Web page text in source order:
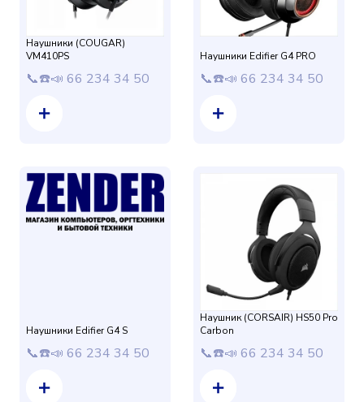
Наушники (COUGAR)
VM410PS
📞☎️📣 66 234 34 50
Наушники Edifier G4 PRO
📞☎️📣 66 234 34 50
Наушники Edifier G4 S
📞☎️📣 66 234 34 50
Наушник (CORSAIR) HS50 Pro
Carbon
📞☎️📣 66 234 34 50